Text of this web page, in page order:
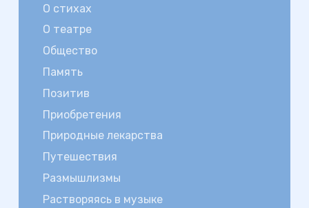
О стихах
О театре
Общество
Память
Позитив
Приобретения
Природные лекарства
Путешествия
Размышлизмы
Растворяясь в музыке